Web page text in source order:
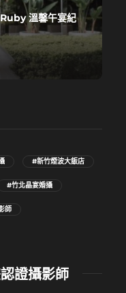
溫馨午宴紀
#新竹煙波大飯店
#竹北晶宴婚攝
師
證攝影師